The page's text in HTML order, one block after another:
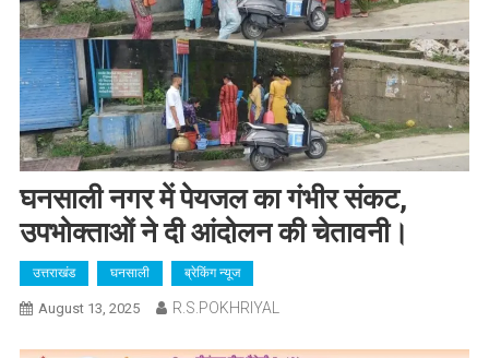
घनसाली नगर में पेयजल का गंभीर संकट,
उपभोक्ताओं ने दी आंदोलन की चेतावनी।
उत्तराखंड घनसाली ब्रेकिंग न्यूज
August 13, 2025 R.S.POKHRIYAL